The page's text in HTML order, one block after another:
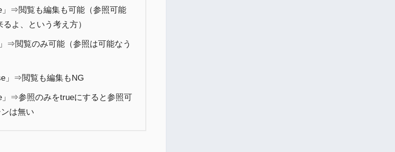
⇒閲覧も編集も可能（参照可能
よ、という考え方）
⇒閲覧のみ可能（参照は可能なう
」⇒閲覧も編集もNG
⇒参照のみをtrueにすると参照可
は無い